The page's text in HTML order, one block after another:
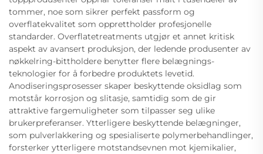
tommer, noe som sikrer perfekt passform og
overflatekvalitet som opprettholder profesjonelle
standarder. Overflatetreatments utgjør et annet kritisk
aspekt av avansert produksjon, der ledende produsenter av
nøkkelring-bittholdere benytter flere belægnings-
teknologier for å forbedre produktets levetid.
Anodiseringsprosesser skaper beskyttende oksidlag som
motstår korrosjon og slitasje, samtidig som de gir
attraktive fargemuligheter som tilpasser seg ulike
brukerpreferanser. Ytterligere beskyttende belægninger,
som pulverlakkering og spesialiserte polymerbehandlinger,
forsterker ytterligere motstandsevnen mot kjemikalier,